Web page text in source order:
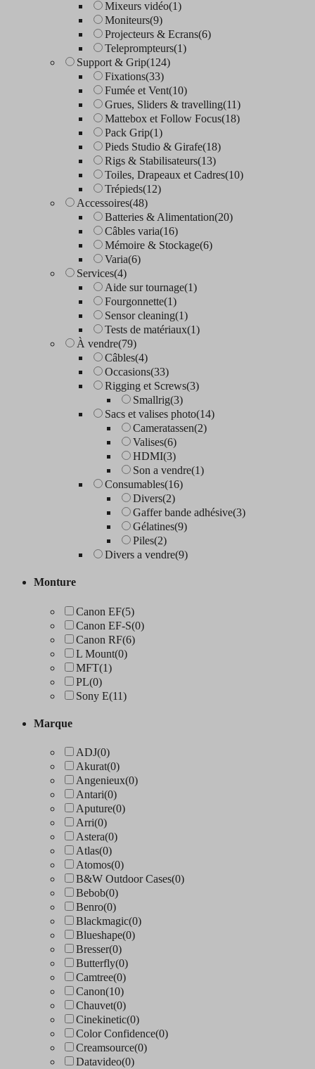
Mixeurs vidéo(1)
Moniteurs(9)
Projecteurs & Ecrans(6)
Teleprompteurs(1)
Support & Grip(124)
Fixations(33)
Fumée et Vent(10)
Grues, Sliders & travelling(11)
Mattebox et Follow Focus(18)
Pack Grip(1)
Pieds Studio & Girafe(18)
Rigs & Stabilisateurs(13)
Toiles, Drapeaux et Cadres(10)
Trépieds(12)
Accessoires(48)
Batteries & Alimentation(20)
Câbles varia(16)
Mémoire & Stockage(6)
Varia(6)
Services(4)
Aide sur tournage(1)
Fourgonnette(1)
Sensor cleaning(1)
Tests de matériaux(1)
À vendre(79)
Câbles(4)
Occasions(33)
Rigging et Screws(3)
Smallrig(3)
Sacs et valises photo(14)
Cameratassen(2)
Valises(6)
HDMI(3)
Son a vendre(1)
Consumables(16)
Divers(2)
Gaffer bande adhésive(3)
Gélatines(9)
Piles(2)
Divers a vendre(9)
Monture
Canon EF(5)
Canon EF-S(0)
Canon RF(6)
L Mount(0)
MFT(1)
PL(0)
Sony E(11)
Marque
ADJ(0)
Akurat(0)
Angenieux(0)
Antari(0)
Aputure(0)
Arri(0)
Astera(0)
Atlas(0)
Atomos(0)
B&W Outdoor Cases(0)
Bebob(0)
Benro(0)
Blackmagic(0)
Blueshape(0)
Bresser(0)
Butterfly(0)
Camtree(0)
Canon(10)
Chauvet(0)
Cinekinetic(0)
Color Confidence(0)
Creamsource(0)
Datavideo(0)